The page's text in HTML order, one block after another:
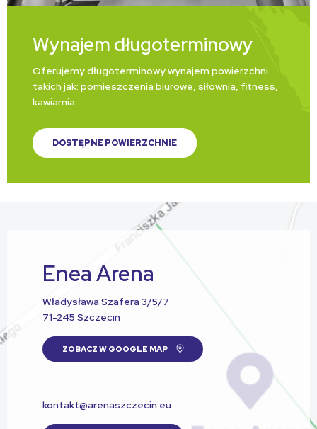
Wynajem długoterminowy
Oferujemy długoterminowy wynajem powierzchni
takich jak: pomieszczenia biurowe, siłownia, fitness,
kawiarnia.
DOSTĘPNE POWIERZCHNIE
Enea Arena
Władysława Szafera 3/5/7
71-245 Szczecin
ZOBACZ W GOOGLE MAP
kontakt@arenaszczecin.eu